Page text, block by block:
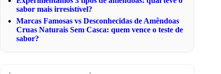
sabor mais irresistível?
Marcas Famosas vs Desconhecidas de Amêndoas
Cruas Naturais Sem Casca: quem vence o teste de
sabor?